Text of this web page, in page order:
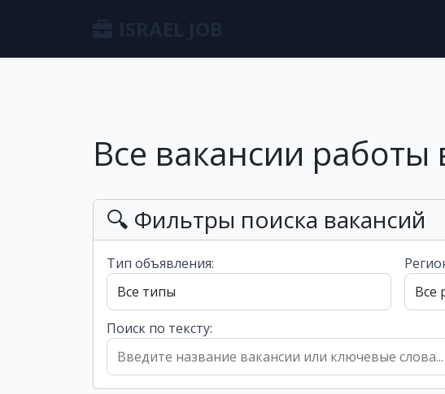
Все вакансии работы
🔍 Фильтры поиска вакансий
Тип объявления:
Поиск по тексту: